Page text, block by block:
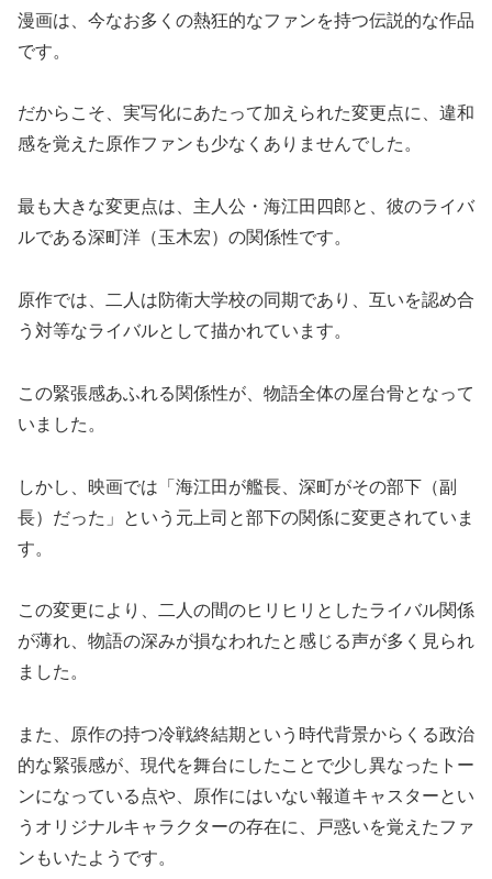
漫画は、今なお多くの熱狂的なファンを持つ伝説的な作品
です。
だからこそ、実写化にあたって加えられた変更点に、違和
感を覚えた原作ファンも少なくありませんでした。
最も大きな変更点は、主人公・海江田四郎と、彼のライバ
ルである深町洋（玉木宏）の関係性です。
原作では、二人は防衛大学校の同期であり、互いを認め合
う対等なライバルとして描かれています。
この緊張感あふれる関係性が、物語全体の屋台骨となって
いました。
しかし、映画では「海江田が艦長、深町がその部下（副
長）だった」という元上司と部下の関係に変更されていま
す。
この変更により、二人の間のヒリヒリとしたライバル関係
が薄れ、物語の深みが損なわれたと感じる声が多く見られ
ました。
また、原作の持つ冷戦終結期という時代背景からくる政治
的な緊張感が、現代を舞台にしたことで少し異なったトー
ンになっている点や、原作にはいない報道キャスターとい
うオリジナルキャラクターの存在に、戸惑いを覚えたファ
ンもいたようです。